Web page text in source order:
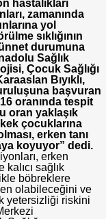
hastalıkları
zamanında
yol
sıklığının
durumuna
Sağlık
Çocuk Sağlığı
Bıyıklı,
başvuran
oranında tespit
oran yaklaşık
çocuklarına
erken tanı
koyuyor” dedi.
erken
sağlık
böbreklere
olabileceğini ve
yetersizliği riskini